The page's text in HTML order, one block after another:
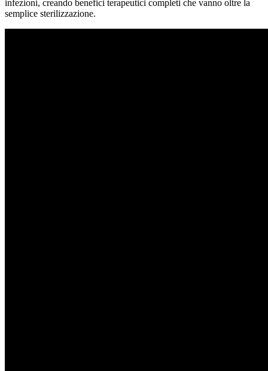
infezioni, creando benefici terapeutici completi che vanno oltre la
semplice sterilizzazione.